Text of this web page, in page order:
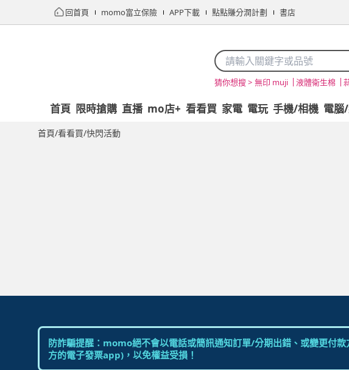
回首頁 momo富立保險 APP下載 點點賺分潤計劃 書店
猜你想搜 > 無印 muji 液體衛生棉
首頁 限時搶購 直播 mo店+ 看看買 家電 電玩 手機/相機 電腦
首頁/看看買/快閃活動
防詐騙提醒：momo絕不會以電話或簡訊通知訂單/分期出錯、或變更付
方的電子發票app)，以免權益受損！